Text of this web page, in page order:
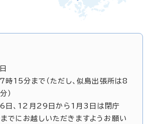
15分まで（ただし、似島出張所は8
）
6日、12月29日から1月3日は閉庁
でにお越しいただきますようお願い